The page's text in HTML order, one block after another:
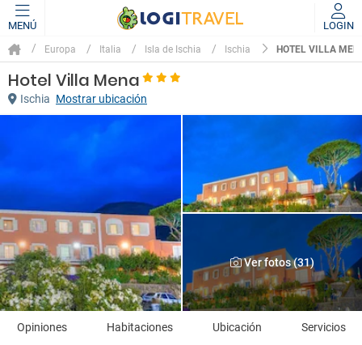
MENÚ LOGIN
Europa Italia Isla de Ischia Ischia HOTEL VILLA
Hotel Villa Mena
Ischia Mostrar ubicación
Ver fotos (31)
Opiniones Habitaciones Ubicación Servicios